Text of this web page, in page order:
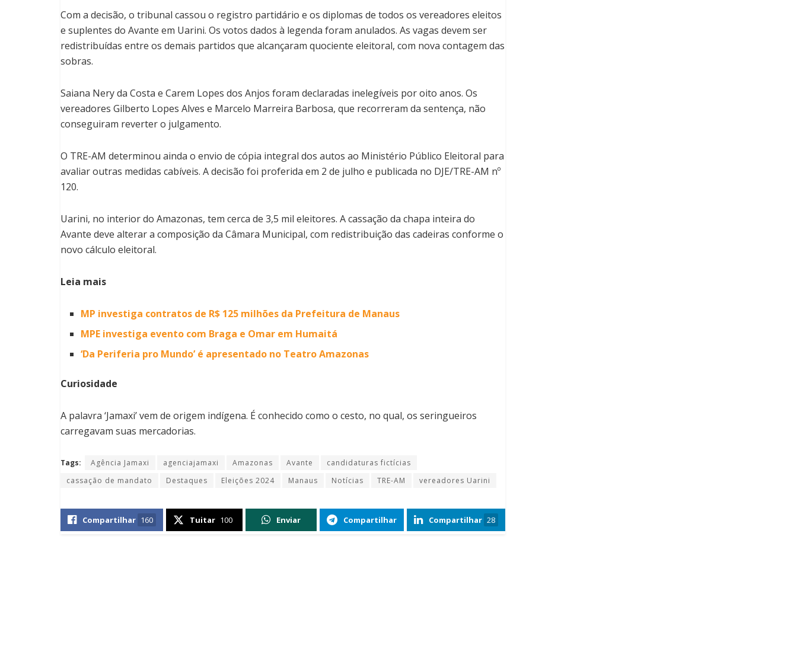
Com a decisão, o tribunal cassou o registro partidário e os diplomas de todos os vereadores eleitos
e suplentes do Avante em Uarini. Os votos dados à legenda foram anulados. As vagas devem ser
redistribuídas entre os demais partidos que alcançaram quociente eleitoral, com nova contagem das
sobras.
Saiana Nery da Costa e Carem Lopes dos Anjos foram declaradas inelegíveis por oito anos. Os
vereadores Gilberto Lopes Alves e Marcelo Marreira Barbosa, que recorreram da sentença, não
conseguiram reverter o julgamento.
O TRE-AM determinou ainda o envio de cópia integral dos autos ao Ministério Público Eleitoral para
avaliar outras medidas cabíveis. A decisão foi proferida em 2 de julho e publicada no DJE/TRE-AM nº
120.
Uarini, no interior do Amazonas, tem cerca de 3,5 mil eleitores. A cassação da chapa inteira do
Avante deve alterar a composição da Câmara Municipal, com redistribuição das cadeiras conforme o
novo cálculo eleitoral.
Leia mais
MP investiga contratos de R$ 125 milhões da Prefeitura de Manaus
MPE investiga evento com Braga e Omar em Humaitá
‘Da Periferia pro Mundo’ é apresentado no Teatro Amazonas
Curiosidade
A palavra ‘Jamaxi’ vem de origem indígena. É conhecido como o cesto, no qual, os seringueiros
carregavam suas mercadorias.
Tags: Agência Jamaxi agenciajamaxi Amazonas Avante
candidaturas fictícias
cassação de mandato
Destaques Eleições 2024 Manaus Notícias TRE-AM vereadores Uarini
Compartilhar 160 Tuitar 100 Enviar Compartilhar Compartilhar 28